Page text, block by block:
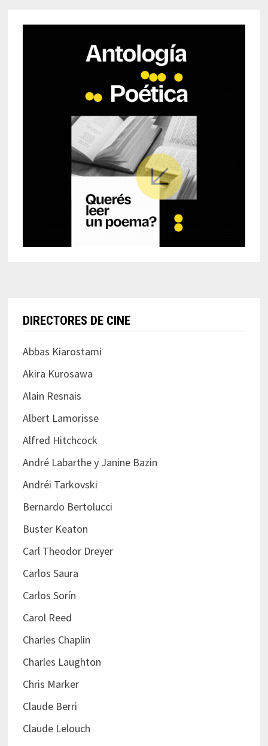
DIRECTORES DE CINE
Abbas Kiarostami
Akira Kurosawa
Alain Resnais
Albert Lamorisse
Alfred Hitchcock
André Labarthe y Janine Bazin
Andréi Tarkovski
Bernardo Bertolucci
Buster Keaton
Carl Theodor Dreyer
Carlos Saura
Carlos Sorín
Carol Reed
Charles Chaplin
Charles Laughton
Chris Marker
Claude Berri
Claude Lelouch